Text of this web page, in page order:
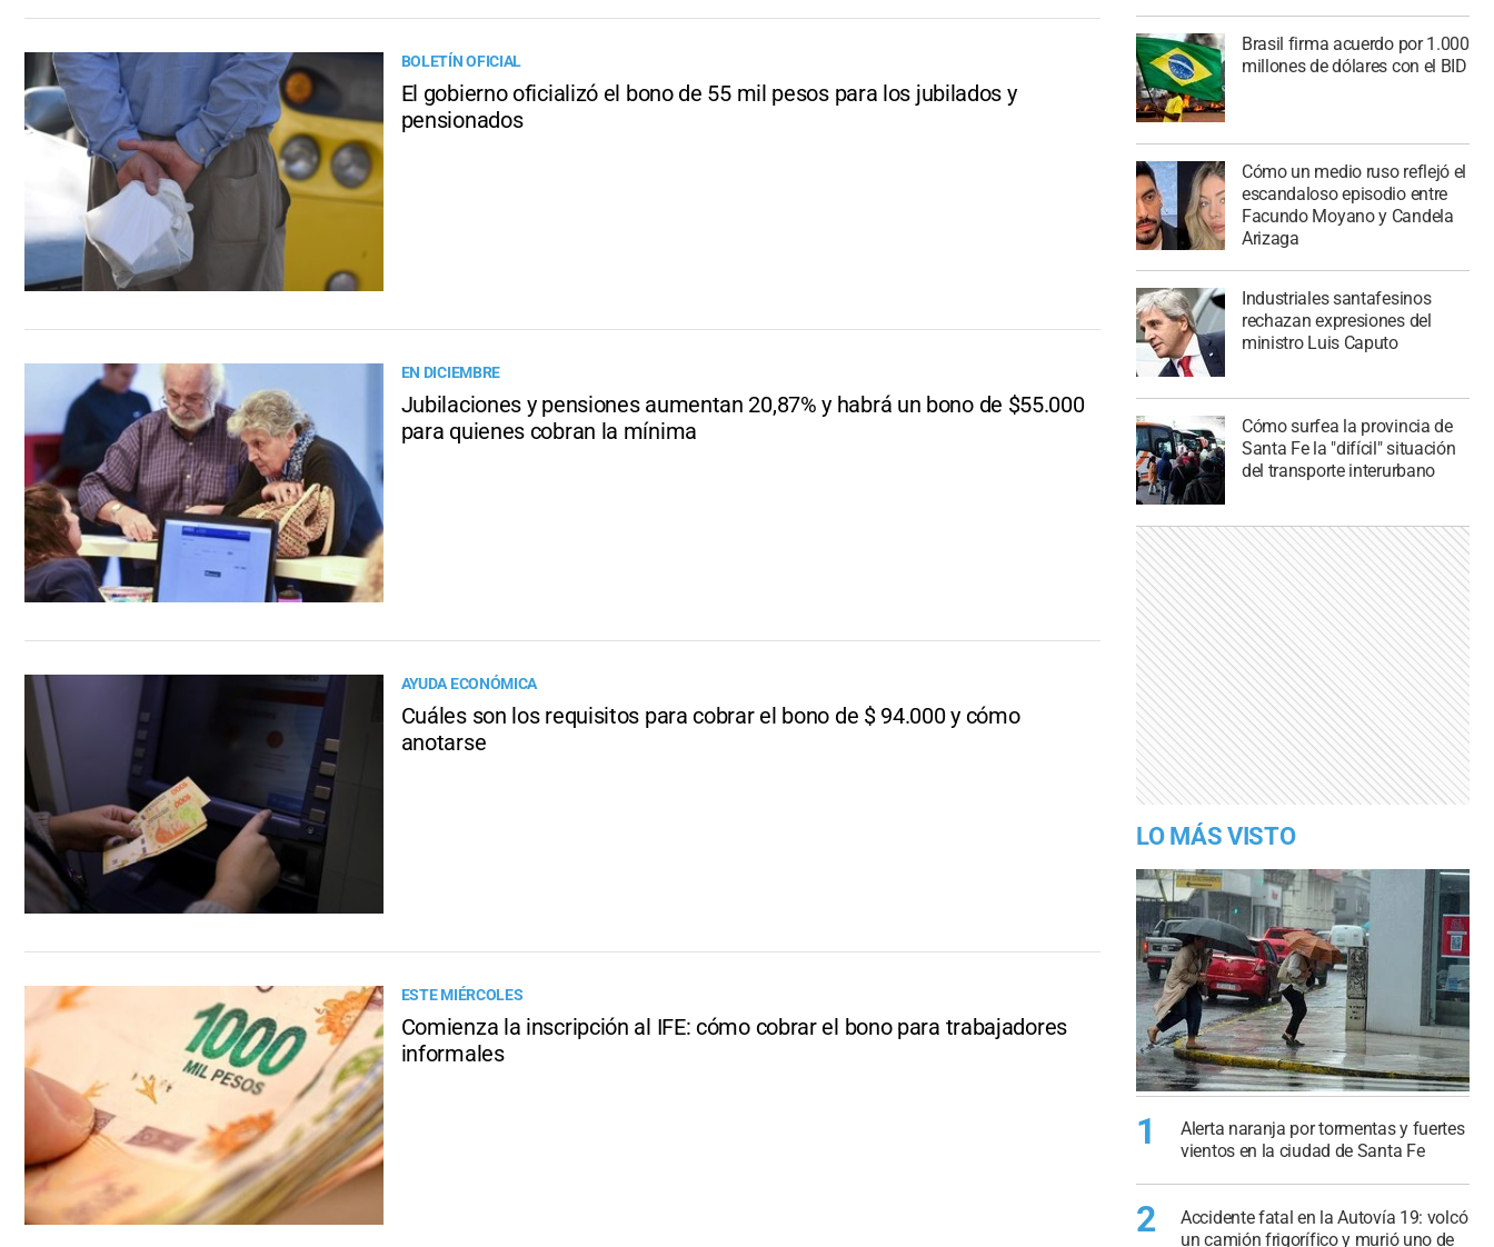
BOLETÍN OFICIAL
El gobierno oficializó el bono de 55 mil pesos para los jubilados y
pensionados
EN DICIEMBRE
Jubilaciones y pensiones aumentan 20,87% y habrá un bono de $55.000
para quienes cobran la mínima
AYUDA ECONÓMICA
Cuáles son los requisitos para cobrar el bono de $ 94.000 y cómo
anotarse
ESTE MIÉRCOLES
Comienza la inscripción al IFE: cómo cobrar el bono para trabajadores
informales
Brasil firma acuerdo por 1.000
millones de dólares con el BID
Cómo un medio ruso reflejó el
escandaloso episodio entre
Facundo Moyano y Candela
Arizaga
Industriales santafesinos
rechazan expresiones del
ministro Luis Caputo
Cómo surfea la provincia de
Santa Fe la "difícil" situación
del transporte interurbano
LO MÁS VISTO
1
Alerta naranja por tormentas y fuertes
vientos en la ciudad de Santa Fe
2
Accidente fatal en la Autovía 19: volcó
un camión frigorífico y murió uno de